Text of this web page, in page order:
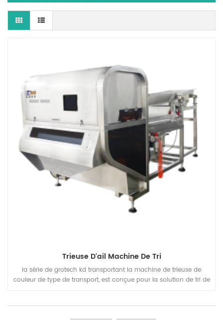
Trieuse D'ail Machine De Tri
la série de grotech kd transportant la machine de trieuse de
couleur de type de transport, est conçue pour la solution de tri de